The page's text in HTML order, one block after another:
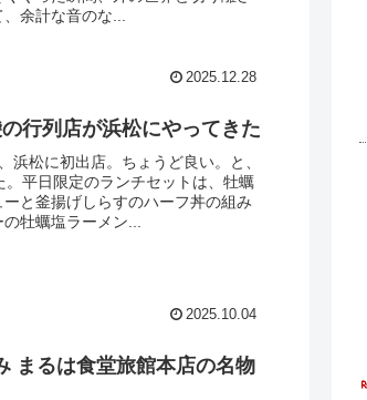
余計な音のな...
2025.12.28
行列店が浜松にやってきた
浜松に初出店。ちょうど良い。と、
平日限定のランチセットは、牡蠣
と釜揚げしらすのハーフ丼の組み
牡蠣塩ラーメン...
2025.10.04
まるは食堂旅館本店の名物